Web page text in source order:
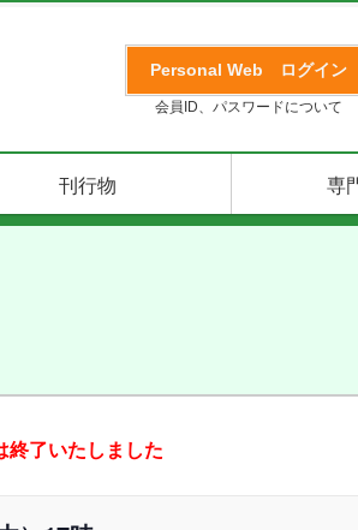
Personal Web ログイン
会員ID、パスワードについて
刊行物 専
終了いたしました